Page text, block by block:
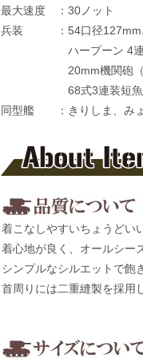
最大速度 ：30ノット
兵装 ：54口径127mm
ハープーン 4連装
20mm機関砲（
68式3連装短魚雷
同型艦 ：きりしま、みょ
着こなしやすいちょうどい
着心地が良く、オールシー
シンプルなシルエットで飽
首周りには二重縫製を採用